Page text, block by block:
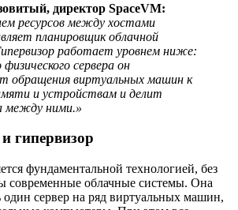
директор SpaceVM:
ресурсов между хостами
планировщик облачной
работает уровнем ниже:
сервера он
обращения виртуальных машин к
и устройствам и делит
между ними.»
гипервизор
фундаментальной технологией, без
современные облачные системы. Она
один сервер на ряд виртуальных машин,